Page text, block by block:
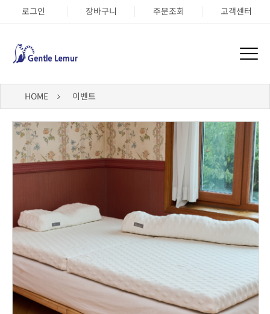
로그인 장바구니 주문조회 고객센터
HOME 이벤트